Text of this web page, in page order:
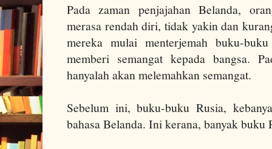
Pada zaman penjajahan Belanda,
merasa rendah diri, tidak yakin dan
mereka mulai menterjemah buku-
memberi semangat kepada bangsa.
hanyalah akan melemahkan semangat.
Sebelum ini, buku-buku Rusia,
bahasa Belanda. Ini kerana, banyak buku